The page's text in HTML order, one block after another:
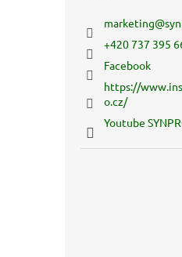
marketing@
+420 737 395
Facebook
https://
o.cz/
Youtube